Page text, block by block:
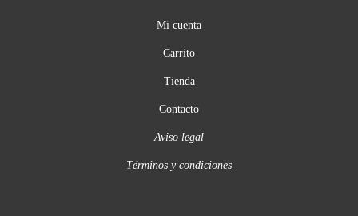
Mi cuenta
Carrito
Tienda
Contacto
Aviso legal
Términos y condiciones